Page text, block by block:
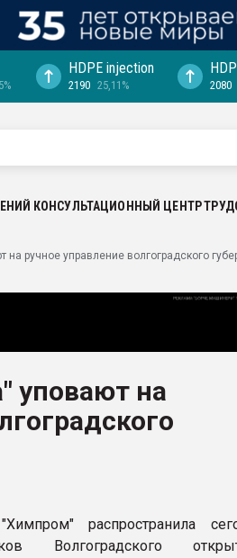
HDPE injection
2190 25,11% 2080
КОНСУЛЬТАЦИОННЫЙ ЦЕНТР
ручное управление волгоградского
уповают на
распространила
Волгоградского